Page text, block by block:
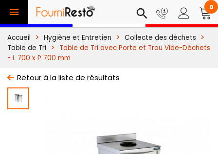
 search 0
Accueil Hygiène et Entretien
Collecte des déchets
Table de Tri
Table de Tri avec Porte et Trou Vide-Déchets
- L 700 x P 700 mm
Retour à la liste de résultats